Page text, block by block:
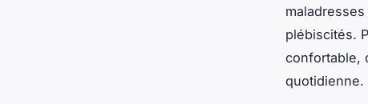
plébiscités.
confortable,
quotidienne.